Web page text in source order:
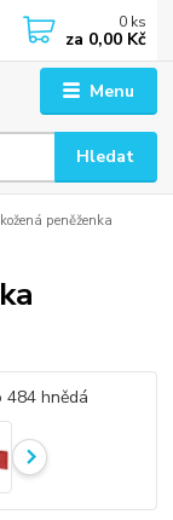
Menu
Hledat
0 ks
za 0,00 Kč
peněženka